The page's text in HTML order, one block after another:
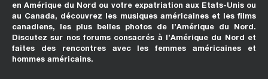
en Amérique du Nord ou votre expatriation aux Etats-Unis ou
au Canada, découvrez les musiques américaines et les films
canadiens, les plus belles photos de l’Amérique du Nord.
Discutez sur nos forums consacrés à l’Amérique du Nord et
faites des rencontres avec les femmes américaines et
hommes américains.